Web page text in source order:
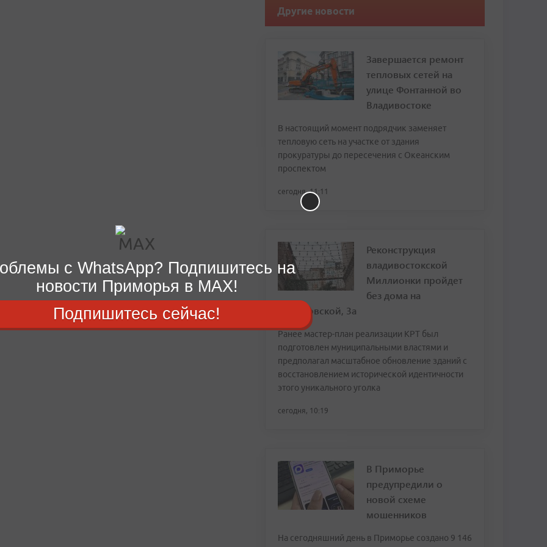
Другие новости
Завершается ремонт
тепловых сетей на
улице Фонтанной во
Владивостоке
В настоящий момент подрядчик заменяет
тепловую сеть на участке от здания
прокуратуры до пересечения с Океанским
проспектом
сегодня, 11:11
Реконструкция
владивостокской
Миллионки пройдет
без дома на
Семеновской, 3а
Ранее мастер-план реализации КРТ был
подготовлен муниципальными властями и
предполагал масштабное обновление зданий с
восстановлением исторической идентичности
этого уникального уголка
сегодня, 10:19
В Приморье
предупредили о
новой схеме
мошенников
На сегодняшний день в Приморье создано 9 146
с WhatsApp? Подпишитесь на
новости Приморья в MAX!
Подпишитесь сейчас!